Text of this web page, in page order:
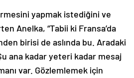
yapmak istediğini ve
Anelka, “Tabii ki Fransa’da
birisi de aslında bu. Aradaki
ana kadar yeteri kadar mesaj
var. Gözlemlemek için